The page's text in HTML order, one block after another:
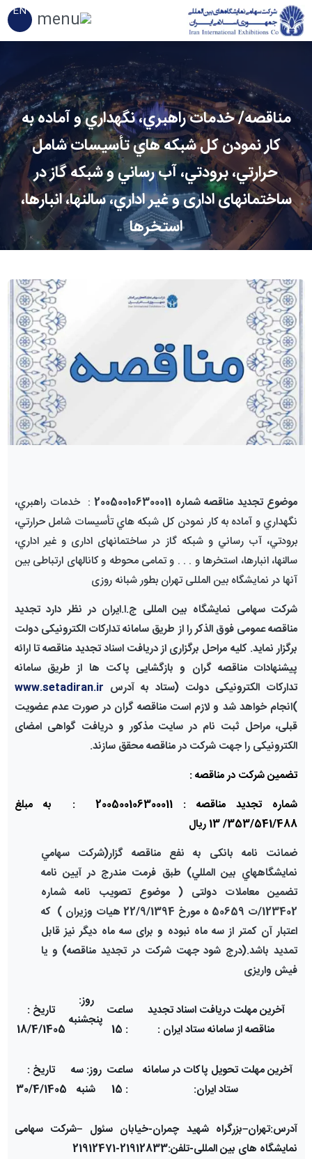
EN
مناقصه/ خدمات راهبري، نگهداري و آماده به
کار نمودن كل شبکه هاي تأسيسات شامل
حرارتي، برودتي، آب رساني و شبكه گاز در
ساختمانهای اداری و غير اداري، سالنها، انبارها،
استخرها
موضوع تجدید مناقصه شماره 200500106300011
: خدمات راهبري،
نگهداري و آماده به کار نمودن كل شبکه هاي تأسيسات شامل حرارتي،
برودتي، آب رساني و شبكه گاز در ساختمانهای اداری و غير اداري،
سالنها، انبارها، استخرها و . . . و تمامی محوطه و کانالهای ارتباطی بین
آنها در نمايشگاه بین المللی تهران بطور شبانه روزی
شرکت سهامی نمایشگاه بین المللی ج.ا.ایران در نظر دارد تجدید
مناقصه عمومی فوق الذکر را از طریق سامانه تدارکات الکترونیکی دولت
برگزار نماید. کلیه مراحل برگزاری از دریافت اسناد تجدید مناقصه تا ارائه
پیشنهادات مناقصه گران و بازگشایی پاکت ها از طریق سامانه
تدارکات الکترونیکی دولت (ستاد به آدرس www.setadiran.ir
)انجام خواهد شد و لازم است مناقصه گران در صورت عدم عضویت
قبلی، مراحل ثبت نام در سایت مذکور و دریافت گواهی امضای
الکترونیکی را جهت شرکت در مناقصه محقق سازند.
تضمین شرکت در مناقصه :
شماره تجدید مناقصه :
: به مبلغ
353/541/488/ 13
ریال
ضمانت نامه بانکی به نفع مناقصه گزار(شركت سهامي
نمايشگاههاي بين المللي) طبق فرمت مندرج در آیین نامه
تضمین معاملات دولتی( موضوع تصویب نامه شماره
123402/ت 50659 ه مورخ 22/9/1394 هیات وزیران )
كه
اعتبار آن كمتر از سه ماه نبوده و برای سه ماه دیگر نیز قابل
تمدید باشد.(درج شود جهت شرکت در تجدید مناقصه) و یا
فیش واریزی
آخرین مهلت دریافت اسناد تجدید
مناقصه از سامانه ستاد ایران :
ساعت
: 15
روز:
پنجشنبه
تاریخ :
18/4/1405
آخرین مهلت تحویل پاکات در سامانه
ستاد ایران:
ساعت
: 15
روز: سه
شنبه
تاریخ :
30/4/1405
آدرس:تهران–بزرگراه شهید چمران-خیابان سئول –شرکت سهامی
نمایشگاه های بین المللی-تلفن:21912833-21912471